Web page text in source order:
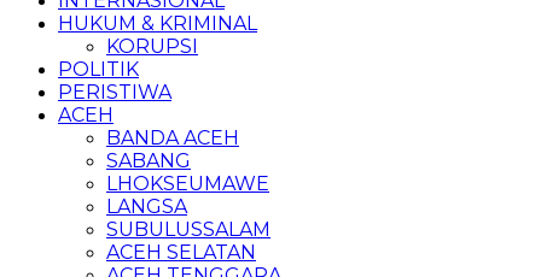
HUKUM & KRIMINAL
KORUPSI
POLITIK
PERISTIWA
ACEH
BANDA ACEH
SABANG
LHOKSEUMAWE
LANGSA
SUBULUSSALAM
ACEH SELATAN